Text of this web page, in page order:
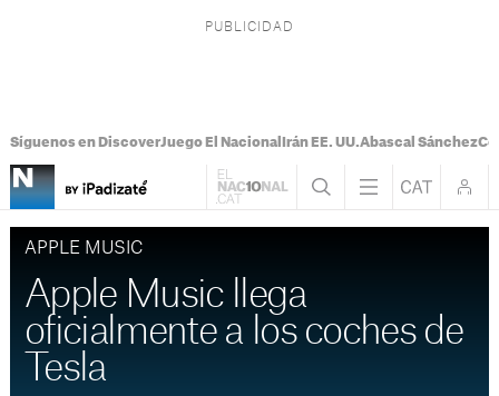
Síguenos en DiscoverJuego El Nacional Irán EE. UU.Abascal Sánchez
APPLE MUSIC
Apple Music llega
oficialmente a los coches de
Tesla